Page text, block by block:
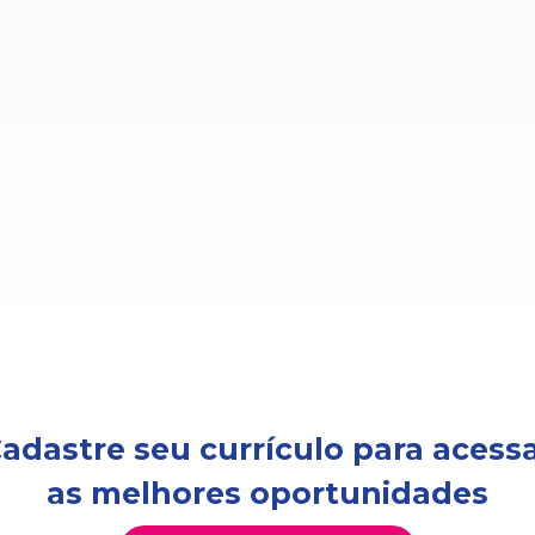
seu currículo para
as melhores oportunidades